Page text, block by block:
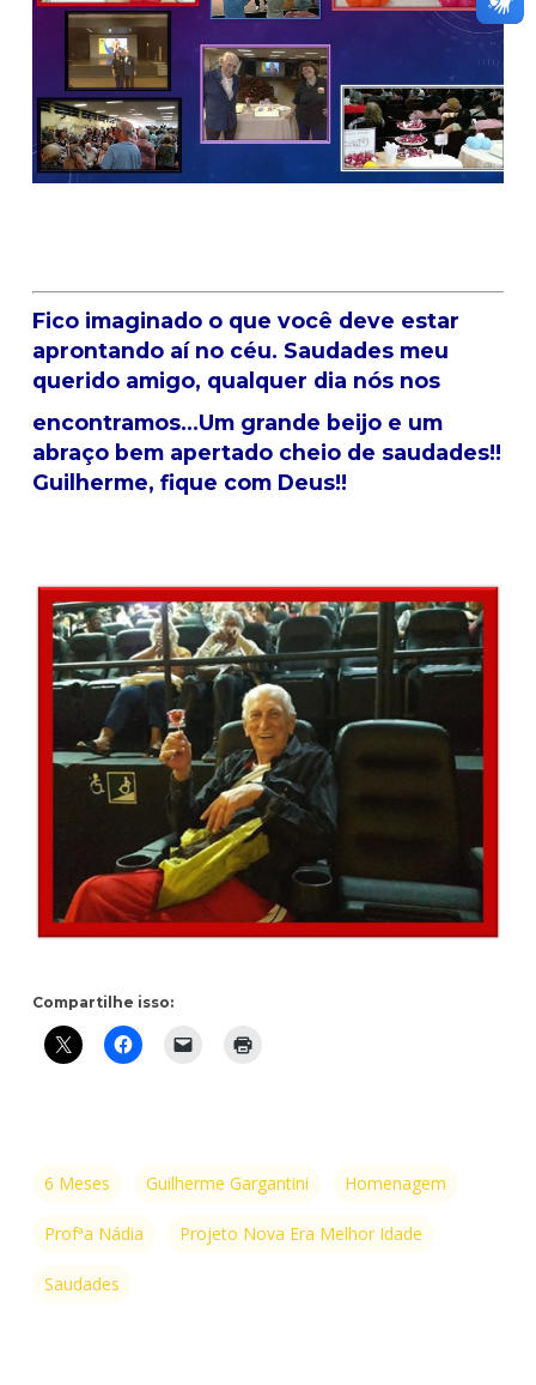
Fico imaginado o que você deve estar
aprontando aí no céu. Saudades meu
querido amigo, qualquer dia nós nos
encontramos…Um grande beijo e um
abraço bem apertado cheio de saudades!!
Guilherme, fique com Deus!!
Compartilhe isso:
6 Meses Guilherme Gargantini Homenagem
Profªa Nádia Projeto Nova Era Melhor Idade
Saudades